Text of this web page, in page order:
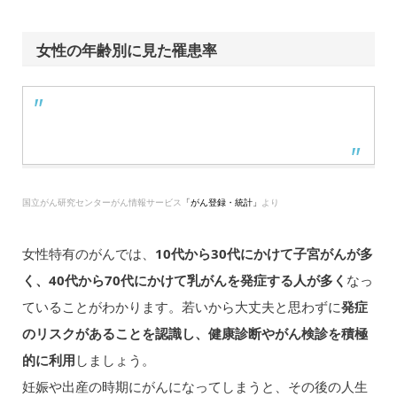
女性の年齢別に見た罹患率
国立がん研究センターがん情報サービス 「がん登録・統計」 より
女性特有のがんでは、 10代から30代にかけて子宮がんが多
く、40代から70代にかけて乳がんを発症する人が多く なっ
ていることがわかります。若いから大丈夫と思わずに発症
のリスクがあることを認識し、健康診断やがん検診を積極
的に利用 しましょう。
妊娠や出産の時期にがんになってしまうと、その後の人生